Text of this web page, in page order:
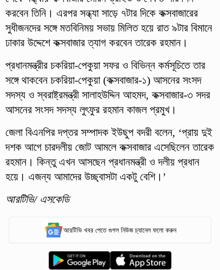
করবেন তিনি। এরপর সন্ধ্যা সাড়ে ৭টার দিকে কক্সবাজারের
সুধীজনদের সঙ্গে মতবিনিময় সভায় মিলিত হয়ে রাত ৯টার বিমানে
ঢাকার উদ্দেশে কক্সবাজার ত্যাগ করবেন তারেক রহমান।
প্রধানমন্ত্রীর চকরিয়া-পেকুয়া সফর ও বিভিন্ন কর্মসূচিতে তার
সঙ্গে থাকবেন চকরিয়া-পেকুয়া (কক্সবাজার-১) আসনের সংসদ
সদস্য ও স্বরাষ্ট্রমন্ত্রী সালাহউদ্দিন আহমদ, কক্সবাজার-৩ সদর
আসনের সংসদ সদস্য লুৎফুর রহমান কাজল প্রমুখ।
জেলা বিএনপির দপ্তর সম্পাদক ইউছুপ বদরী বলেন, ‌‘প্রায় দুই
দশক আগে চারদলীয় জোট আমলে কক্সবাজার এসেছিলেন তারেক
রহমান। কিন্তু এখন আসছেন প্রধানমন্ত্রী ও দলীয় প্রধান
হয়ে। এজন্য আমাদের উচ্ছ্বাসটা একটু বেশি।’
আরটিভি/ এসকেডি
আরটিভি খবর পেতে গুগল নিউজ চ্যানেল ফলো করুন